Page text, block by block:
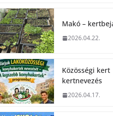
Makó –
2026.04.22.
Közösségi kert
kertnevezés
2026.04.17.